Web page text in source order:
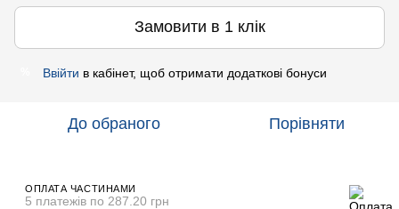
Замовити в 1 клік
Ввійти в кабінет, щоб отримати додаткові бонуси
До обраного Порівняти
ОПЛАТА ЧАСТИНАМИ
5 платежів по 287.20 грн